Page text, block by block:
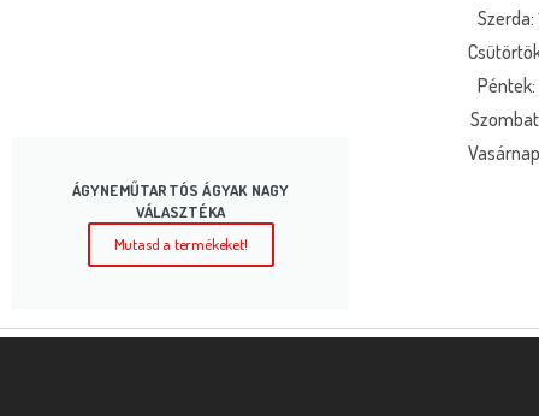
ÁGYNEMŰTARTÓS ÁGYAK NAGY
VÁLASZTÉKA
Mutasd a termékeket!
Szerda:
Péntek: